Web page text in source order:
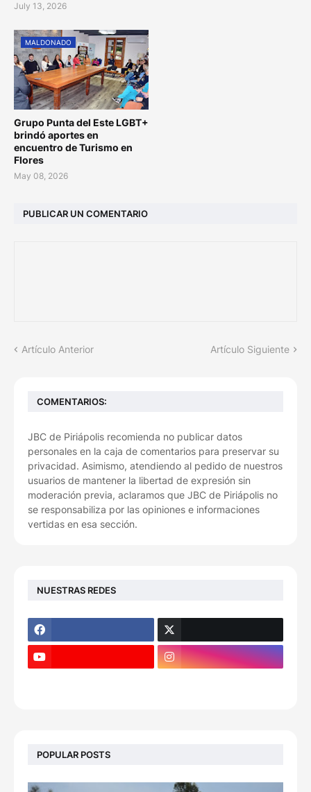
July 13, 2026
MALDONADO
Grupo Punta del Este LGBT+
brindó aportes en
encuentro de Turismo en
Flores
May 08, 2026
PUBLICAR UN COMENTARIO
Artículo Anterior Artículo Siguiente
COMENTARIOS:
JBC de Piriápolis recomienda no publicar datos
personales en la caja de comentarios para preservar su
privacidad. Asimismo, atendiendo al pedido de nuestros
usuarios de mantener la libertad de expresión sin
moderación previa, aclaramos que JBC de Piriápolis no
se responsabiliza por las opiniones e informaciones
vertidas en esa sección.
NUESTRAS REDES
POPULAR POSTS